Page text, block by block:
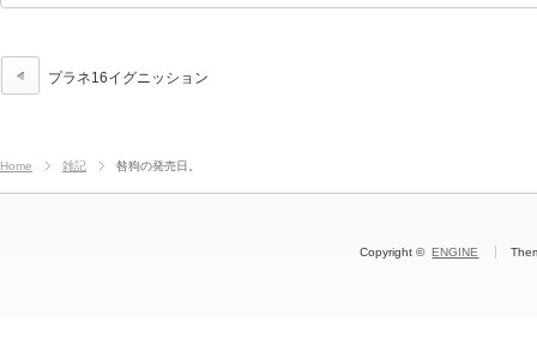
プラネ16イグニッション
Home 雑記 咎狗の発売日。
Copyright ©ENGINE